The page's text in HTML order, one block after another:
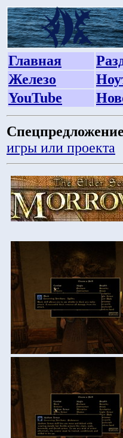
Главная
Железо
YouTube
игры или проекта